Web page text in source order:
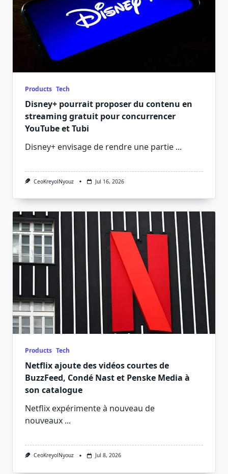
Products Tech
Disney+ pourrait proposer du contenu en
streaming gratuit pour concurrencer
YouTube et Tubi
Disney+ envisage de rendre une partie ...
CeoKreyolNyouz Jul 16, 2026
Products Tech
Netflix ajoute des vidéos courtes de
BuzzFeed, Condé Nast et Penske Media à
son catalogue
Netflix expérimente à nouveau de
nouveaux ...
CeoKreyolNyouz Jul 8, 2026